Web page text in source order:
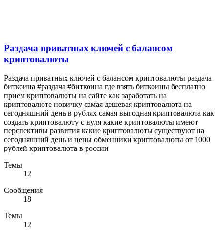
Раздача приватных ключей с балансом
криптовалюты
Раздача приватных ключей с балансом криптовалюты раздача
биткоина #раздача #биткоина где взять биткоины бесплатно
прием криптовалюты на сайте как заработать на
криптовалюте новичку самая дешевая криптовалюта на
сегодняшний день в рублях самая выгодная криптовалюта как
создать криптовалюту с нуля какие криптовалюты имеют
перспективы развития какие криптовалюты существуют на
сегодняшний день и цены обменники криптовалюты от 1000
рублей криптовалюта в россии
Темы
12
Сообщения
18
Темы
12